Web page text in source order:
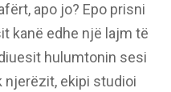
apo jo? Epo prisni
kanë edhe një lajm të
hulumtonin sesi
ekipi studioi